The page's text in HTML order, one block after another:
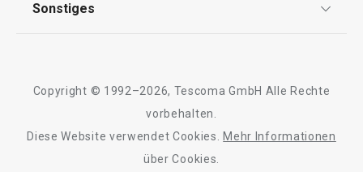
Kontaktformular
Qualität
Sonstiges
Barrierefreiheit
Copyright © 1992–2026, Tescoma GmbH Alle Rechte
vorbehalten.
Diese Website verwendet Cookies.
Mehr Informationen
über Cookies.